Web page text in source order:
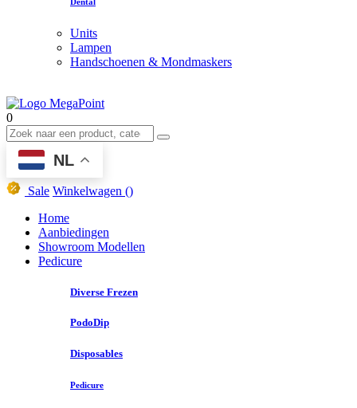
Units
Lampen
Handschoenen & Mondmaskers
0
NL
Sale Winkelwagen ()
Home
Aanbiedingen
Showroom Modellen
Pedicure
Diverse Frezen
PodoDip
Disposables
Pedicure